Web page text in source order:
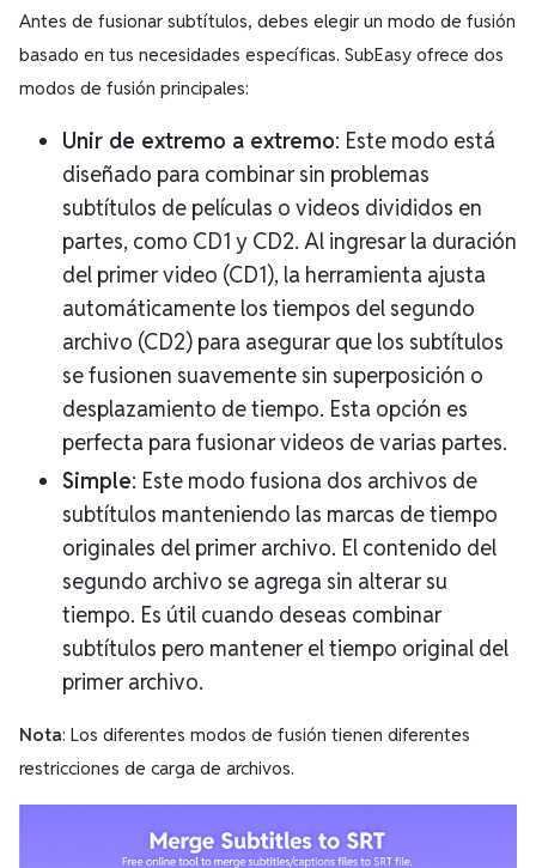
Antes de fusionar subtítulos, debes elegir un modo de fusión
basado en tus necesidades específicas. SubEasy ofrece dos
modos de fusión principales:
Unir de extremo a extremo: Este modo está
diseñado para combinar sin problemas
subtítulos de películas o videos divididos en
partes, como CD1 y CD2. Al ingresar la duración
del primer video (CD1), la herramienta ajusta
automáticamente los tiempos del segundo
archivo (CD2) para asegurar que los subtítulos
se fusionen suavemente sin superposición o
desplazamiento de tiempo. Esta opción es
perfecta para fusionar videos de varias partes.
Simple: Este modo fusiona dos archivos de
subtítulos manteniendo las marcas de tiempo
originales del primer archivo. El contenido del
segundo archivo se agrega sin alterar su
tiempo. Es útil cuando deseas combinar
subtítulos pero mantener el tiempo original del
primer archivo.
Nota: Los diferentes modos de fusión tienen diferentes
restricciones de carga de archivos.